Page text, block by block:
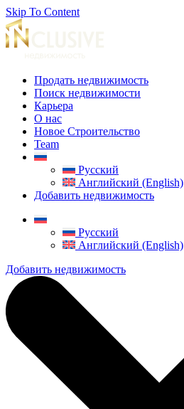
Skip To Content
Продать недвижимость
Поиск недвижимости
Карьера
О нас
Новое Строительство
Team
Русский
Английский (English)
Добавить недвижимость
Русский
Английский (English)
Добавить недвижимость